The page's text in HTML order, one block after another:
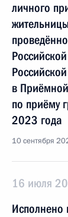
личного
в
по приёму
2023 года
10 сентября
16 июля
Исполнено